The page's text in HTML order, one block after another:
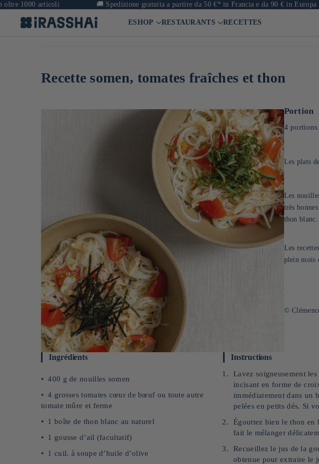
articoli Spedizione gratuita a partire da 50 €* in Francia e da 90 € in Europa
ESHOP RESTAURANTS RECETTES
Recette somen, tomates fraîches et thon
Portion
4 portions
Les plats
Les
très
thon
Les
plein mois
©
Ingrédients
400 g de nouilles somen
4 grosses tomates cœur de bœuf ou toute autre
tomate mûre et ferme
1 boîte de thon blanc au naturel
1 gousse d’ail (facultatif)
1 cuil. à soupe d’huile d’olive
Instructions
Lavez soigneusement
incisant en forme de
immédiatement dans un
pelées en petits dés. Si
Égouttez bien le thon en
fait le mélanger
Recueillez le jus de la
obtenue pour extraire le